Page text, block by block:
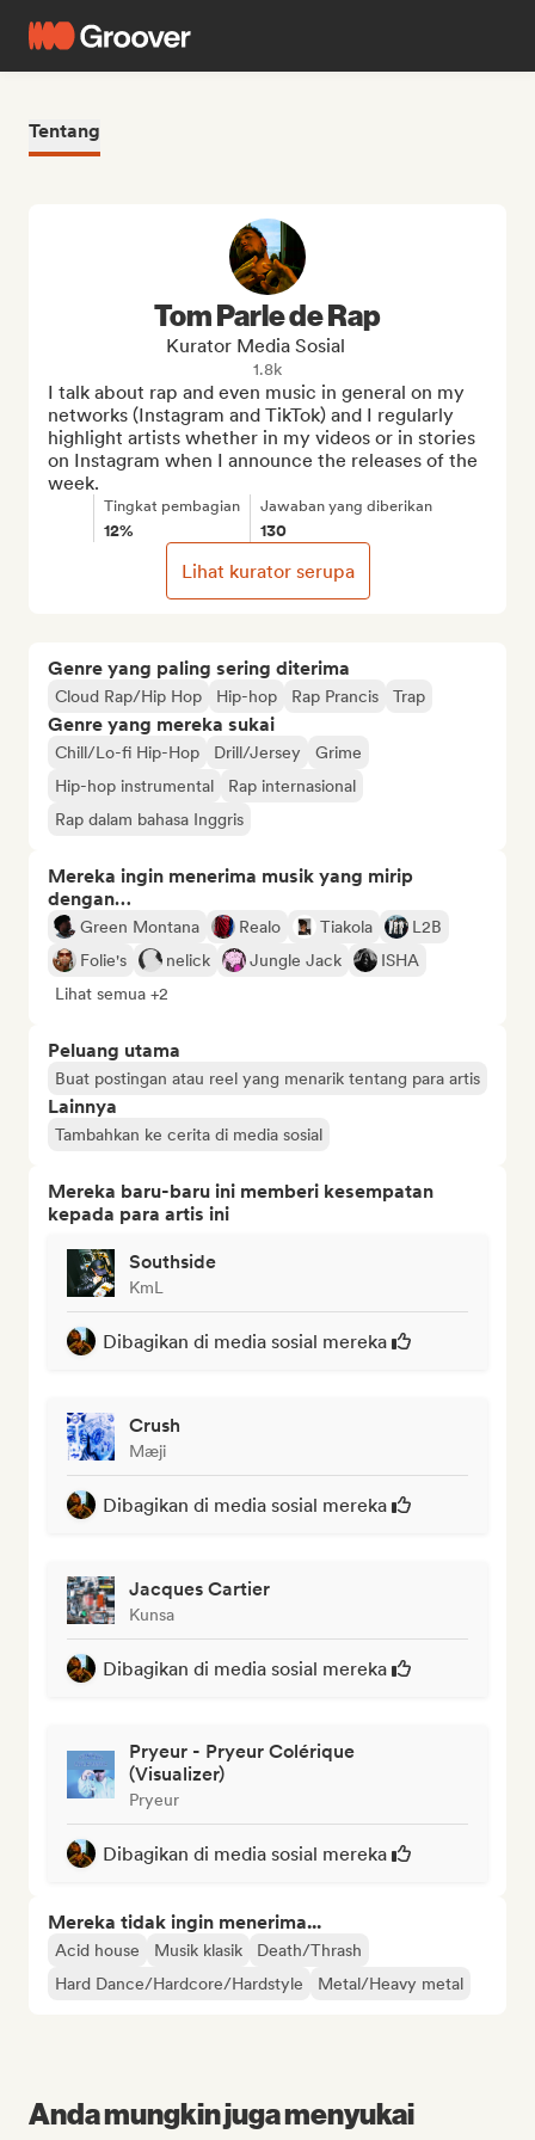
Tentang
Genre yang paling sering diterima
Cloud Rap/Hip Hop Hip-hop Rap Prancis Trap
Genre yang mereka sukai
Chill/Lo-fi Hip-Hop Drill/Jersey
Grime
Hip-hop instrumental
Rap internasional
Rap dalam bahasa Inggris
Mereka ingin menerima musik yang mirip
dengan…
Green Montana Realo Tiakola
L2B
Folie's
nelick Jungle Jack
ISHA
Lihat semua +2
Peluang utama
Buat postingan atau reel yang menarik tentang para artis
Lainnya
Tambahkan ke cerita di media sosial
Mereka baru-baru ini memberi kesempatan
kepada para artis ini
Southside
KmL
Dibagikan di media sosial mereka
Crush
Mæji
Dibagikan di media sosial mereka
Jacques Cartier
Kunsa
Dibagikan di media sosial mereka
Pryeur - Pryeur Colérique
(Visualizer)
Pryeur
Dibagikan di media sosial mereka
Mereka tidak ingin menerima...
Acid house Musik klasik
Death/Thrash
Hard Dance/Hardcore/Hardstyle
Metal/Heavy metal
Tom Parle de Rap
Kurator Media Sosial
1.8k
I talk about rap and even music in general on my
networks (Instagram and TikTok) and I regularly
highlight artists whether in my videos or in stories
on Instagram when I announce the releases of the
week.
Tingkat pembagian
12%
Jawaban yang diberikan
130
Lihat kurator serupa
Anda mungkin juga menyukai